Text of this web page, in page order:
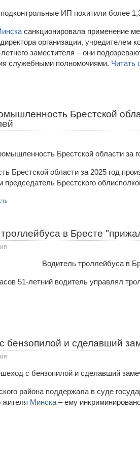
санкционировала применение
организации, учредителем
заместителя – они
служебными полномочиями. Читать
Брестской
Брестской области за 2025 год
Брестского
в Бресте
51-летний водитель управлял
бензопилой и сделавший
района поддержала в суде
жителя Минска – ему